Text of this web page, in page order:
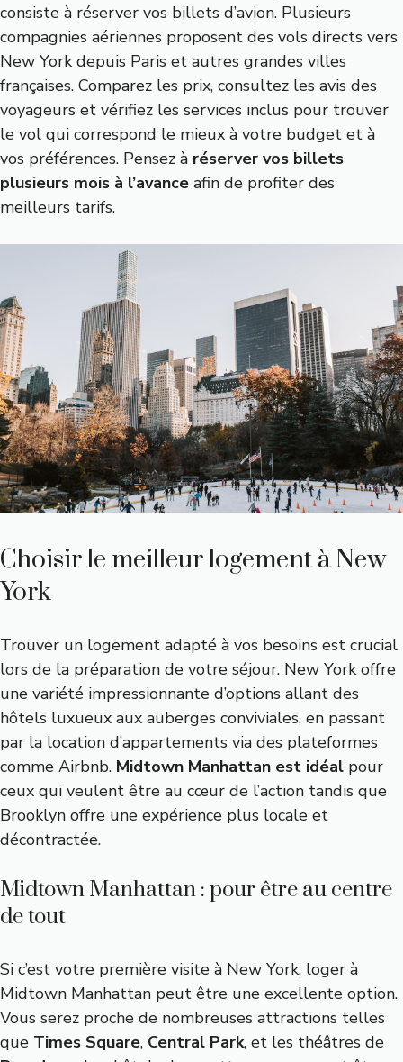
consiste à réserver vos billets d’avion. Plusieurs
compagnies aériennes proposent des vols directs vers
New York depuis Paris et autres grandes villes
françaises. Comparez les prix, consultez les avis des
voyageurs et vérifiez les services inclus pour trouver
le vol qui correspond le mieux à votre budget et à
vos préférences. Pensez à réserver vos billets
plusieurs mois à l’avance afin de profiter des
meilleurs tarifs.
Choisir le meilleur logement à New
York
Trouver un logement adapté à vos besoins est crucial
lors de la préparation de votre séjour. New York offre
une variété impressionnante d’options allant des
hôtels luxueux aux auberges conviviales, en passant
par la location d’appartements via des plateformes
comme Airbnb. Midtown Manhattan est idéal pour
ceux qui veulent être au cœur de l’action tandis que
Brooklyn offre une expérience plus locale et
décontractée.
Midtown Manhattan : pour être au centre
de tout
Si c’est votre première visite à New York, loger à
Midtown Manhattan peut être une excellente option.
Vous serez proche de nombreuses attractions telles
que Times Square, Central Park, et les théâtres de